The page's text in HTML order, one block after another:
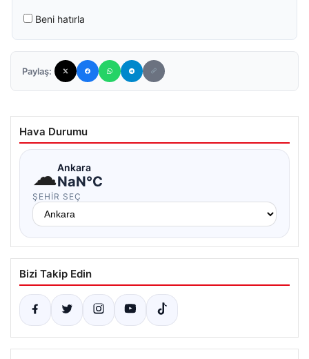
Beni hatırla
Paylaş:
Hava Durumu
☁Ankara
NaN°C
ŞEHIR SEÇ
Bizi Takip Edin